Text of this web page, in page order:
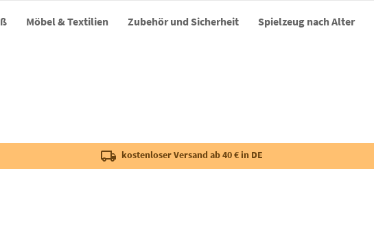
Möbel & Textilien Zubehör und Sicherheit Spielzeug nach Alter
kostenloser Versand ab 40 € in DE